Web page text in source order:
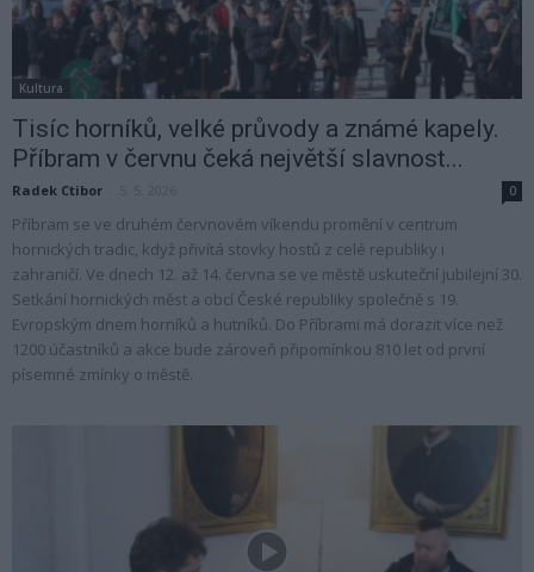
Kultura
Tisíc horníků, velké průvody a známé kapely.
Příbram v červnu čeká největší slavnost...
Radek Ctibor 0
Příbram se ve druhém červnovém víkendu promění v centrum
hornických tradic, když přivítá stovky hostů z celé republiky i
zahraničí. Ve dnech 12. až 14. června se ve městě uskuteční jubilejní 30.
Setkání hornických měst a obcí České republiky společně s 19.
Evropským dnem horníků a hutníků. Do Příbrami má dorazit více než
1200 účastníků a akce bude zároveň připomínkou 810 let od první
písemné zmínky o městě.